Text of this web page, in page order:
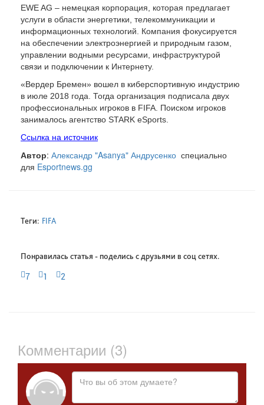
EWE AG – немецкая корпорация, которая предлагает
услуги в области энергетики, телекоммуникации и
информационных технологий. Компания фокусируется
на обеспечении электроэнергией и природным газом,
управлении водными ресурсами, инфраструктурой
связи и подключении к Интернету.
«Вердер Бремен» вошел в киберспортивную индустрию
в июле 2018 года. Тогда организация подписала двух
профессиональных игроков в FIFA. Поиском игроков
занималось агентство STARK eSports.
Ссылка на источник
Автор: Александр "Asanya" Андрусенко специально
для Esportnews.gg
Теги: FIFA
Понравилась статья - поделись с друзьями в соц сетях.
7 1 2
Комментарии (3)